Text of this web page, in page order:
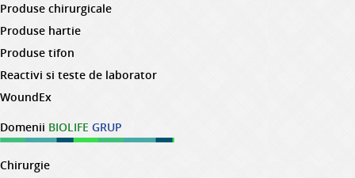
Produse chirurgicale
Produse hartie
Produse tifon
Reactivi si teste de laborator
WoundEx
Domenii BIOLIFE GRUP
Chirurgie